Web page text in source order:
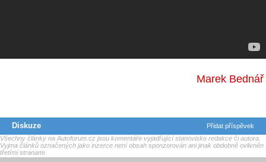
Marek Bednář
Diskuze
Přidat příspěvek
Všechny články na Autoforum.cz jsou komentáře vyjadřující stanovisko redakce či autora.
Vyjma článků označených jako inzerce není obsah sponzorován ani jinak obdobně ovlivněn
třetími stranami.